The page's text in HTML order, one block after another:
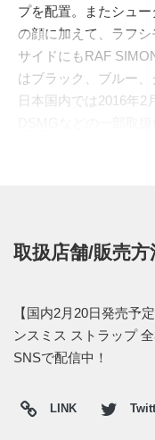
プを配置。またシュ
の顔に加えて、ラフ
サイドにもRAF
はブラック、ブルー、
日本国内では2016年2
取扱店舗/販売方
【国内2月20日発売予
ンスミス ストラップ
SNSで配信中！
LINK